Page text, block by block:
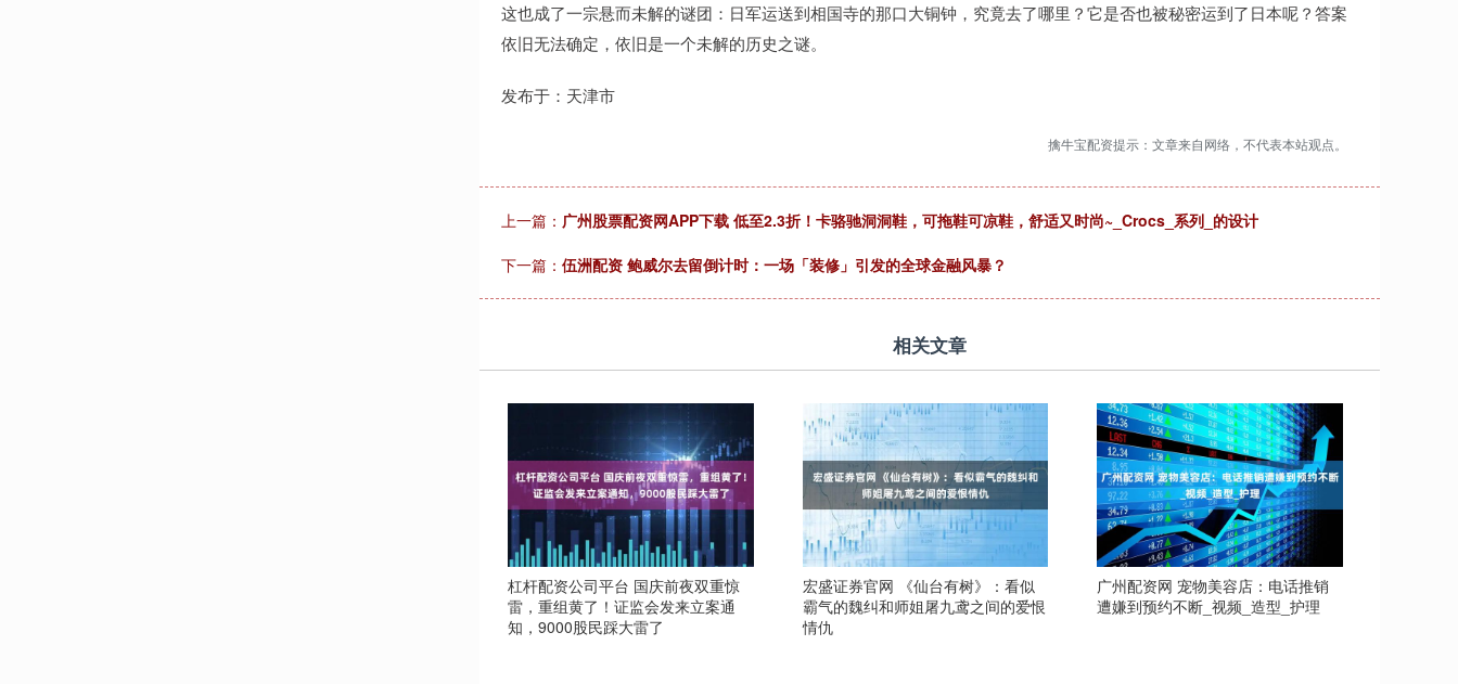
这也成了一宗悬而未解的谜团：日军运送到相国寺的那口大铜钟，究竟去了哪里？它是否也被秘密运到了日本呢？答案
依旧无法确定，依旧是一个未解的历史之谜。
发布于：天津市
擒牛宝配资提示：文章来自网络，不代表本站观点。
上一篇： 广州股票配资网APP下载 低至2.3折！卡骆驰洞洞鞋，可拖鞋可凉鞋，舒适又时尚~_Crocs_系列_的设计
下一篇： 伍洲配资 鲍威尔去留倒计时：一场「装修」引发的全球金融风暴？
相关文章
杠杆配资公司平台 国庆前夜双重惊
雷，重组黄了！证监会发来立案通
知，9000股民踩大雷了
宏盛证券官网 《仙台有树》：看似
霸气的魏纠和师姐屠九鸢之间的爱恨
情仇
广州配资网 宠物美容店：电话推销
遭嫌到预约不断_视频_造型_护理